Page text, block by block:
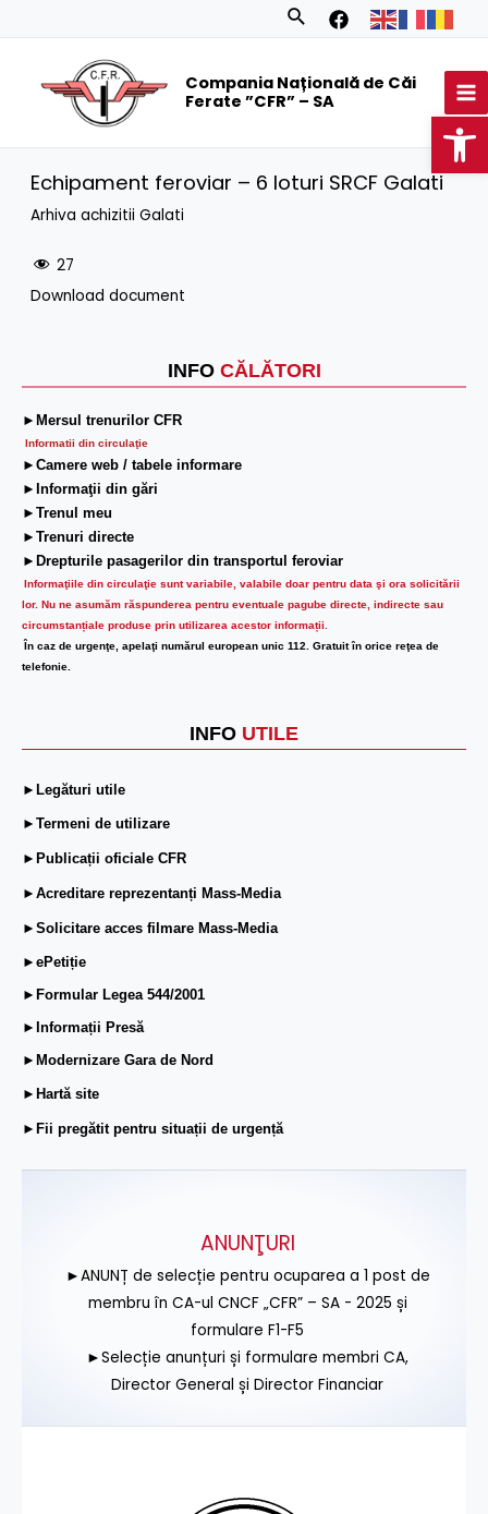
Search
Compania Națională de Căi
Ferate ”CFR” – SA
INFO CĂLĂTORI
►Mersul trenurilor CFR
Informatii din circulaţie
►Camere web / tabele informare
►Informaţii din gări
►Trenul meu
►Trenuri directe
►Drepturile pasagerilor din transportul feroviar
Informaţiile din circulaţie sunt variabile, valabile doar pentru data şi ora solicitării
lor. Nu ne asumăm răspunderea pentru eventuale pagube directe, indirecte sau
circumstanțiale produse prin utilizarea acestor informații.
În caz de urgenţe, apelaţi numărul european unic 112. Gratuit în orice reţea de
telefonie.
INFO UTILE
►Legături utile
►Termeni de utilizare
►Publicații oficiale CFR
►Acreditare reprezentanți Mass-Media
►Solicitare acces filmare Mass-Media
►ePetiție
►Formular Legea 544/2001
►Informații Presă
►Modernizare Gara de Nord
►Hartă site
►Fii pregătit pentru situații de urgență
Echipament feroviar – 6 loturi SRCF Galati
Arhiva achizitii Galati
27
Download document
ANUNŢURI
►ANUNȚ de selecție pentru ocuparea a 1 post de
membru în CA-ul CNCF „CFR” – SA - 2025 și
formulare F1-F5
►Selecție anunțuri și formulare membri CA,
Director General și Director Financiar